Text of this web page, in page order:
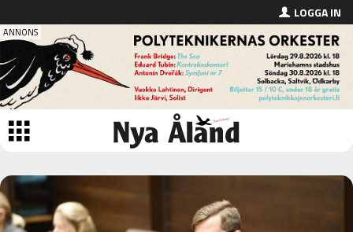
LOGGA IN